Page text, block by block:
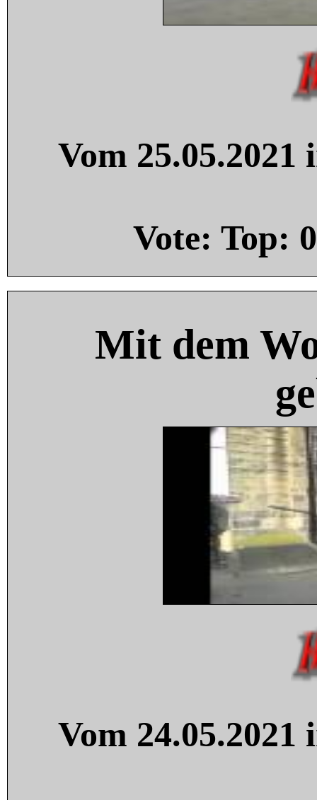
Vom
Vote: Top: 0
Mit dem
Vom